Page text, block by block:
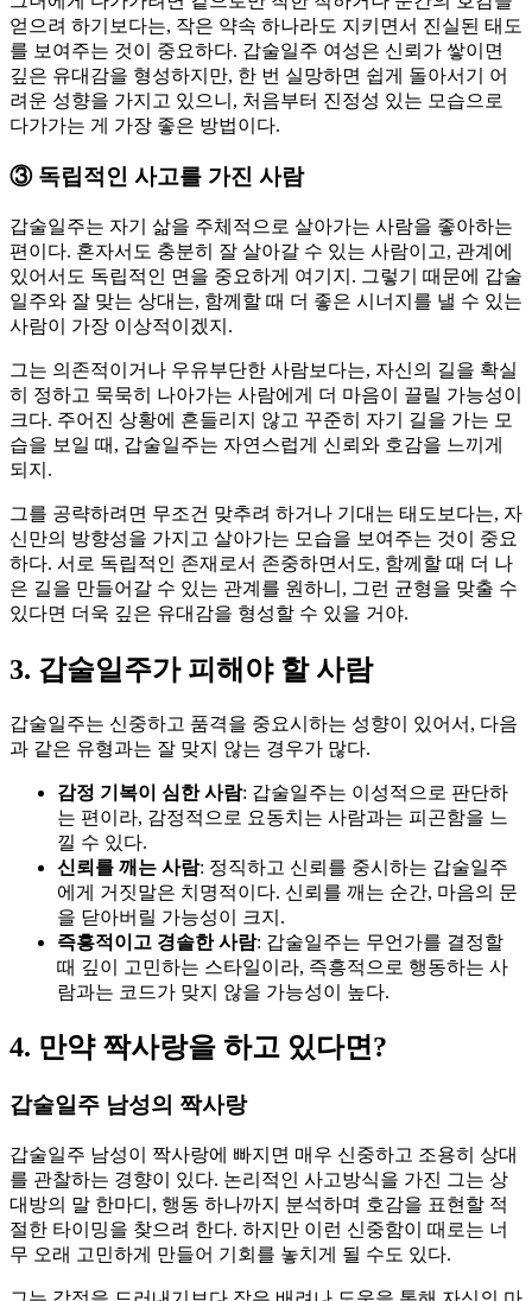
얻으려 하기보다는, 작은 약속 하나라도 지키면서 진실된 태도
를 보여주는 것이 중요하다. 갑술일주 여성은 신뢰가 쌓이면
깊은 유대감을 형성하지만, 한 번 실망하면 쉽게 돌아서기 어
려운 성향을 가지고 있으니, 처음부터 진정성 있는 모습으로
다가가는 게 가장 좋은 방법이다.
③ 독립적인 사고를 가진 사람
갑술일주는 자기 삶을 주체적으로 살아가는 사람을 좋아하는
편이다. 혼자서도 충분히 잘 살아갈 수 있는 사람이고, 관계에
있어서도 독립적인 면을 중요하게 여기지. 그렇기 때문에 갑술
일주와 잘 맞는 상대는, 함께할 때 더 좋은 시너지를 낼 수 있는
사람이 가장 이상적이겠지.
그는 의존적이거나 우유부단한 사람보다는, 자신의 길을 확실
히 정하고 묵묵히 나아가는 사람에게 더 마음이 끌릴 가능성이
크다. 주어진 상황에 흔들리지 않고 꾸준히 자기 길을 가는 모
습을 보일 때, 갑술일주는 자연스럽게 신뢰와 호감을 느끼게
되지.
그를 공략하려면 무조건 맞추려 하거나 기대는 태도보다는, 자
신만의 방향성을 가지고 살아가는 모습을 보여주는 것이 중요
하다. 서로 독립적인 존재로서 존중하면서도, 함께할 때 더 나
은 길을 만들어갈 수 있는 관계를 원하니, 그런 균형을 맞출 수
있다면 더욱 깊은 유대감을 형성할 수 있을 거야.
3. 갑술일주가 피해야 할 사람
갑술일주는 신중하고 품격을 중요시하는 성향이 있어서, 다음
과 같은 유형과는 잘 맞지 않는 경우가 많다.
감정 기복이 심한 사람: 갑술일주는 이성적으로 판단하
는 편이라, 감정적으로 요동치는 사람과는 피곤함을 느
낄 수 있다.
신뢰를 깨는 사람: 정직하고 신뢰를 중시하는 갑술일주
에게 거짓말은 치명적이다. 신뢰를 깨는 순간, 마음의 문
을 닫아버릴 가능성이 크지.
즉흥적이고 경솔한 사람: 갑술일주는 무언가를 결정할
때 깊이 고민하는 스타일이라, 즉흥적으로 행동하는 사
람과는 코드가 맞지 않을 가능성이 높다.
4. 만약 짝사랑을 하고 있다면?
갑술일주 남성의 짝사랑
갑술일주 남성이 짝사랑에 빠지면 매우 신중하고 조용히 상대
를 관찰하는 경향이 있다. 논리적인 사고방식을 가진 그는 상
대방의 말 한마디, 행동 하나까지 분석하며 호감을 표현할 적
절한 타이밍을 찾으려 한다. 하지만 이런 신중함이 때로는 너
무 오래 고민하게 만들어 기회를 놓치게 될 수도 있다.